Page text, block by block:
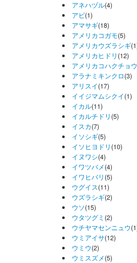
アネハヅル(4)
アビ(1)
アマサギ(18)
アメリカコガモ(5)
アメリカウズラシギ
アメリカヒドリ (12)
アメリカコハクチョウ
アラナミキンクロ(3)
アリスイ(17)
イイジマムシクイ(1)
イカル(11)
イカルチドリ (5)
イスカ(7)
イソシギ(5)
イソヒヨドリ (10)
イヌワシ(4)
イワツバメ(4)
イワヒバリ (5)
ウグイス(11)
ウズラシギ(2)
ウソ(15)
ウタツグミ (2)
ウチヤマセンニュウ
ウミアイサ(12)
ウミウ(2)
ウミスズメ(5)